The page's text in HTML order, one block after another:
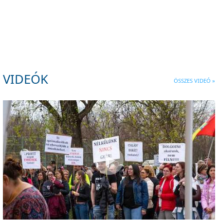
VIDEÓK ÖSSZES VIDEÓ »